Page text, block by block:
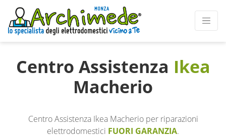
Centro Assistenza Ikea
Macherio
Centro Assistenza Ikea Macherio per riparazioni
elettrodomestici FUORI GARANZIA.